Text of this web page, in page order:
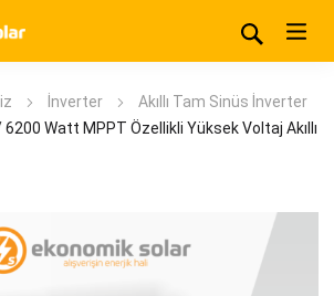
İnverter
Akıllı Tam Sinüs İnverter
6200 Watt MPPT Özellikli Yüksek Voltaj Akıllı